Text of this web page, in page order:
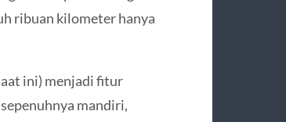
ribuan kilometer hanya
ini) menjadi fitur
mandiri,